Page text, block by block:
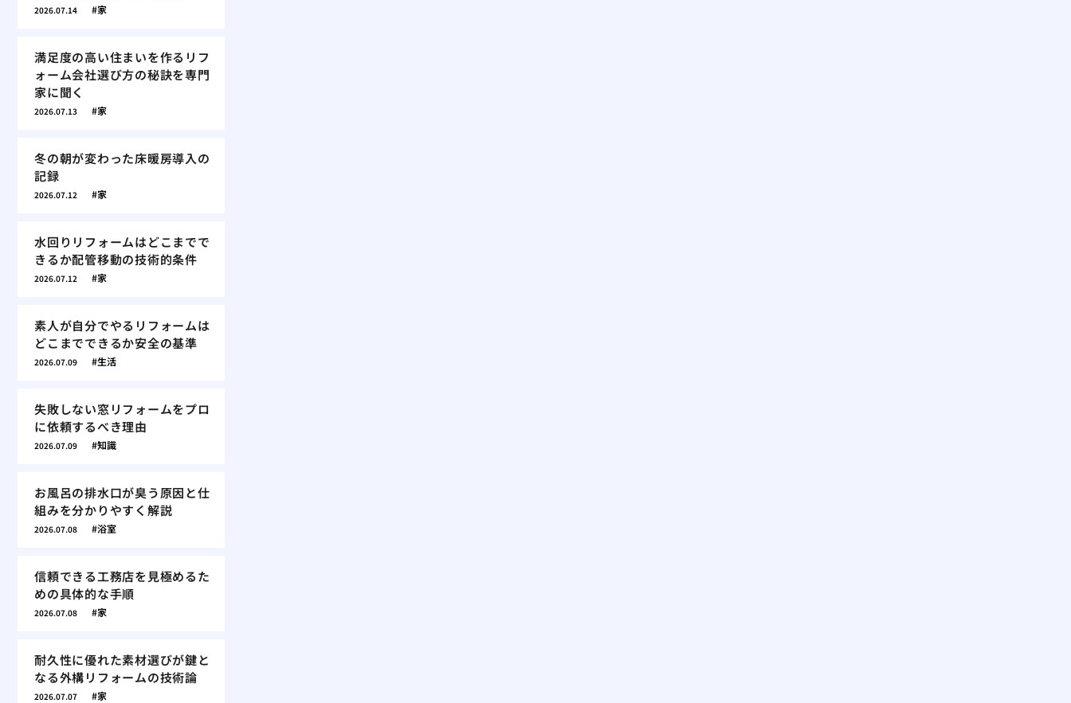
2026.07.14 家
満足度の高い住まいを作るリフ
ォーム会社選び方の秘訣を専門
家に聞く
2026.07.13 家
冬の朝が変わった床暖房導入の
記録
2026.07.12 家
水回りリフォームはどこまでで
きるか配管移動の技術的条件
2026.07.12 家
素人が自分でやるリフォームは
どこまでできるか安全の基準
2026.07.09 生活
失敗しない窓リフォームをプロ
に依頼するべき理由
2026.07.09 知識
お風呂の排水口が臭う原因と仕
組みを分かりやすく解説
2026.07.08 浴室
信頼できる工務店を見極めるた
めの具体的な手順
2026.07.08 家
耐久性に優れた素材選びが鍵と
なる外構リフォームの技術論
2026.07.07 家